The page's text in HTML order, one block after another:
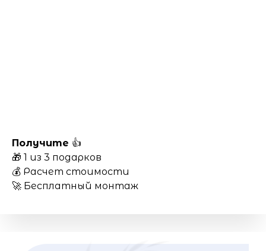
Получите 👍
🎁 1 из 3 подарков
💰 Расчет стоимости
🚀 Бесплатный монтаж